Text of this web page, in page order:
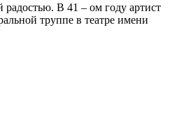
радостью. В 41 – ом году артист
труппе в театре имени